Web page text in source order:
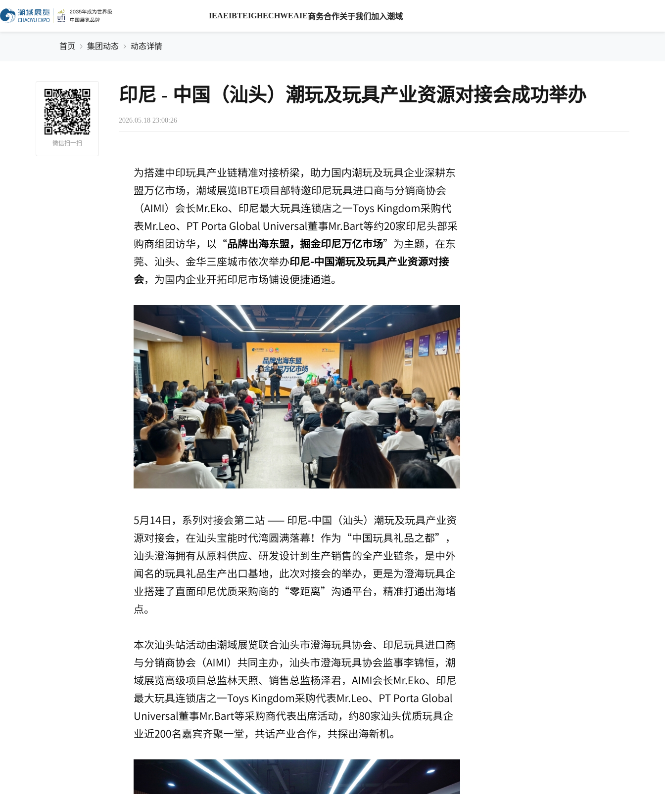
IEAEIBTEIGHECHWEAIE商务合作关于我们 加入潮域
首页 集团动态 动态详情
微信扫一扫
印尼 - 中国（汕头）潮玩及玩具产业资源对接会成功举办
2026.05.18 23:00:26